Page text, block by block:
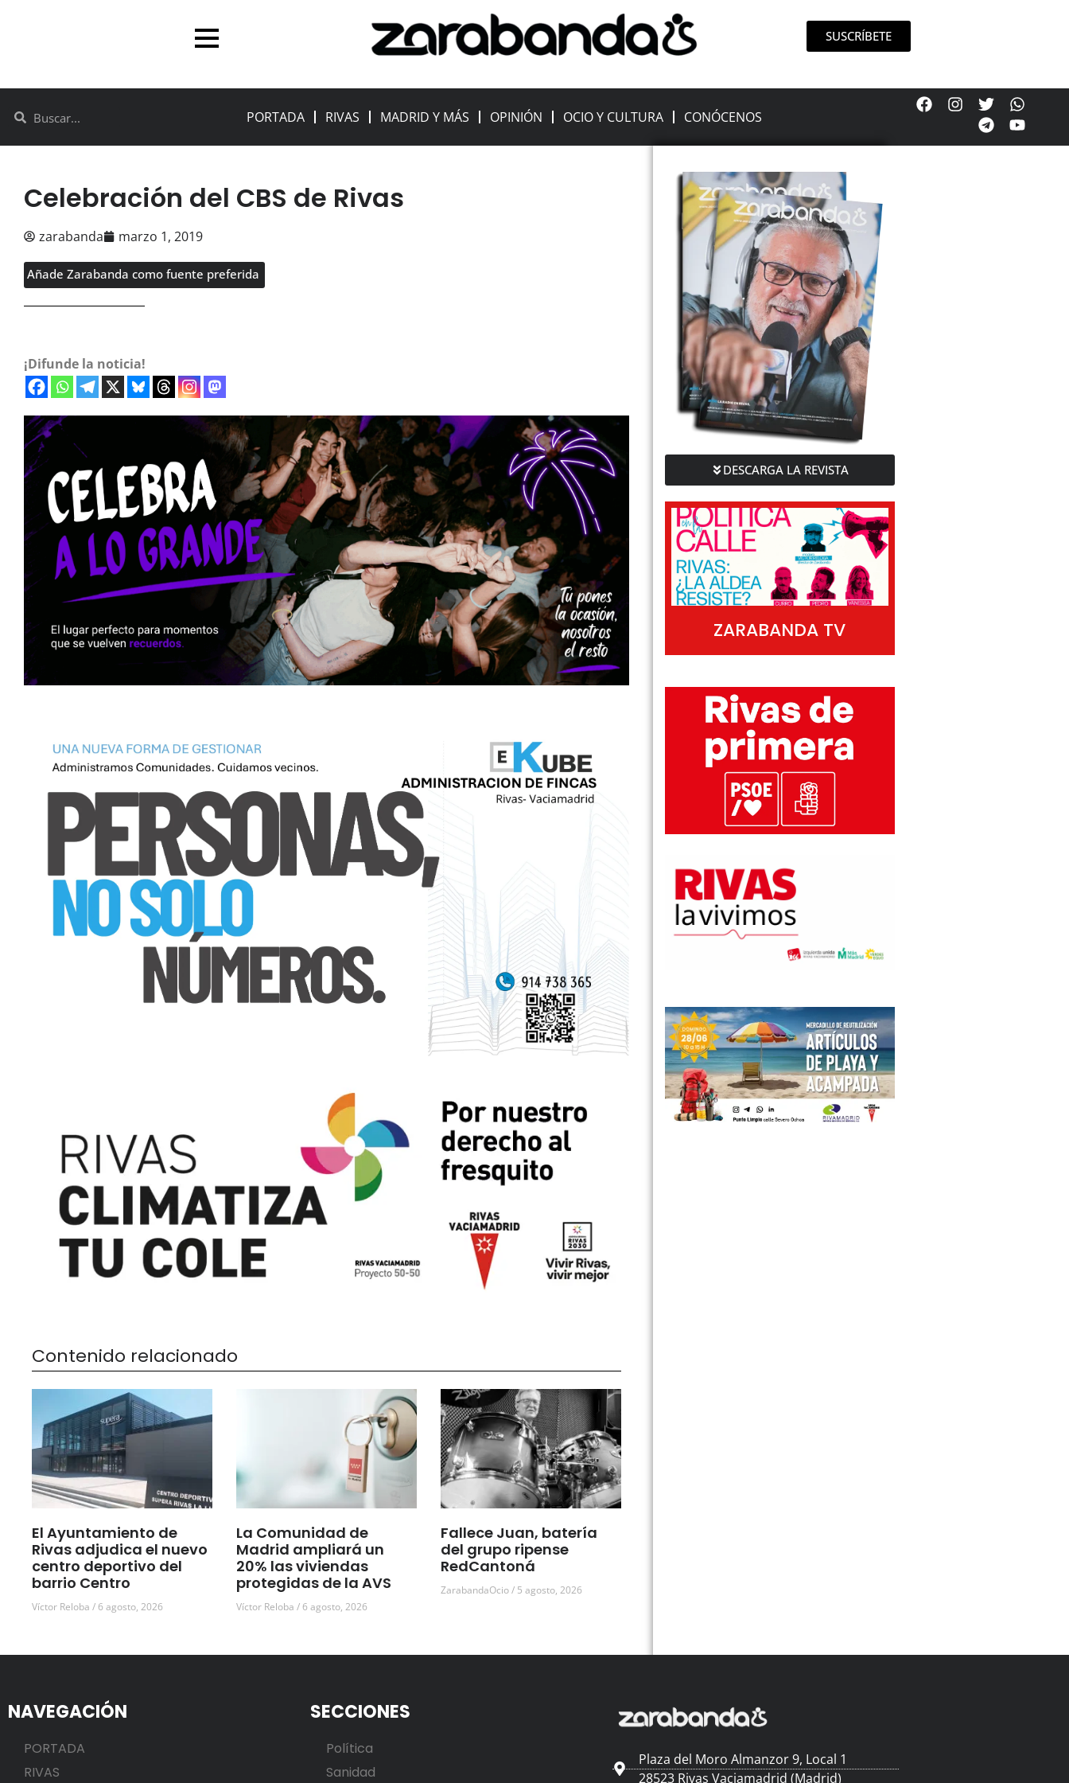
SUSCRÍBETE
PORTADA RIVAS MADRID Y MÁS OPINIÓN OCIO Y CULTURA CONÓCENOS
Celebración del CBS de Rivas
zarabanda marzo 1, 2019
Añade Zarabanda como fuente preferida
¡Difunde la noticia!
Contenido relacionado
El Ayuntamiento de
Rivas adjudica el nuevo
centro deportivo del
barrio Centro
Víctor Reloba 6 agosto, 2026
La Comunidad de
Madrid ampliará un
20% las viviendas
protegidas de la AVS
Víctor Reloba 6 agosto, 2026
Fallece Juan, batería
del grupo ripense
RedCantoná
ZarabandaOcio 5 agosto, 2026
DESCARGA LA REVISTA
ZARABANDA TV
NAVEGACIÓN
PORTADA
RIVAS
SECCIONES
Política
Sanidad
Plaza del Moro Almanzor 9, Local 1
28523 Rivas Vaciamadrid (Madrid)